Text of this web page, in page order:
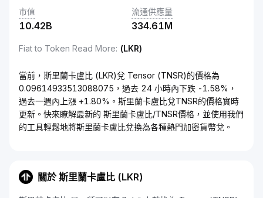
市值
10.42B
流通供應量
334.61M
Fiat to Token Read More: (LKR)
當前，斯里蘭卡盧比 (LKR)兌 Tensor (TNSR)的價格為
0.09614933513088075，過去 24 小時內下跌 -1.58%，
過去一週內上漲 +1.80%。斯里蘭卡盧比兌TNSR的價格實時
更新。快來瞭解最新的 斯里蘭卡盧比/TNSR價格，並使用我們
的工具輕鬆地將斯里蘭卡盧比兌換為各種熱門加密貨幣兌。
關於 斯里蘭卡盧比 (LKR)